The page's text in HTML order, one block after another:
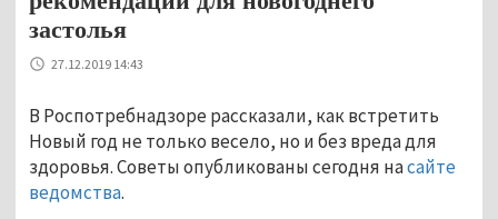
застолья
27.12.2019 14:43
В Роспотребнадзоре рассказали, как встретить
Новый год не только весело, но и без вреда для
здоровья. Советы опубликованы сегодня насайте
ведомства.